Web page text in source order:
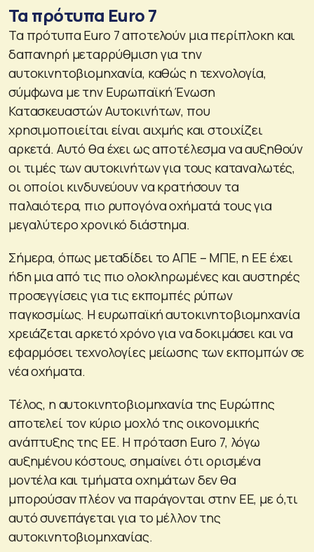
Τα πρότυπα Euro 7
Τα πρότυπα Euro 7 αποτελούν μια περίπλοκη και
δαπανηρή μεταρρύθμιση για την
αυτοκινητοβιομηχανία, καθώς η τεχνολογία,
σύμφωνα με την Ευρωπαϊκή Ένωση
Κατασκευαστών Αυτοκινήτων, που
χρησιμοποιείται είναι αιχμής και στοιχίζει
αρκετά. Αυτό θα έχει ως αποτέλεσμα να αυξηθούν
οι τιμές των αυτοκινήτων για τους καταναλωτές,
οι οποίοι κινδυνεύουν να κρατήσουν τα
παλαιότερα, πιο ρυπογόνα οχήματά τους για
μεγαλύτερο χρονικό διάστημα.
Σήμερα, όπως μεταδίδει το ΑΠΕ – ΜΠΕ, η ΕΕ έχει
ήδη μια από τις πιο ολοκληρωμένες και αυστηρές
προσεγγίσεις για τις εκπομπές ρύπων
παγκοσμίως. Η ευρωπαϊκή αυτοκινητοβιομηχανία
χρειάζεται αρκετό χρόνο για να δοκιμάσει και να
εφαρμόσει τεχνολογίες μείωσης των εκπομπών σε
νέα οχήματα.
Τέλος, η αυτοκινητοβιομηχανία της Ευρώπης
αποτελεί τον κύριο μοχλό της οικονομικής
ανάπτυξης της ΕΕ. Η πρόταση Euro 7, λόγω
αυξημένου κόστους, σημαίνει ότι ορισμένα
μοντέλα και τμήματα οχημάτων δεν θα
μπορούσαν πλέον να παράγονται στην ΕΕ, με ό,τι
αυτό συνεπάγεται για το μέλλον της
αυτοκινητοβιομηχανίας.